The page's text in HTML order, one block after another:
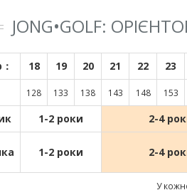
JONG•GOLF:
18 19 20 21 22 23
128 133 138 143 148 153
1-2 роки 2-4
1-2 роки 2-4
У